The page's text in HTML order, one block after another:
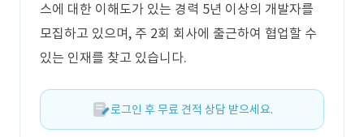
스에 대한 이해도가 있는 경력 5년 이상의 개발자를
모집하고 있으며, 주 2회 회사에 출근하여 협업할 수
있는 인재를 찾고 있습니다.
로그인 후 무료 견적 상담 받으세요.